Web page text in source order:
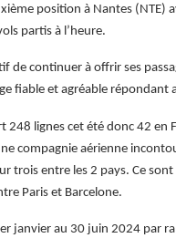
position à Nantes (NTE)
partis à l’heure.
de continuer à offrir ses
fiable et agréable répondant
248 lignes cet été donc 42 en
compagnie aérienne
trois entre les 2 pays. Ce
Paris et Barcelone.
janvier au 30 juin 2024 par